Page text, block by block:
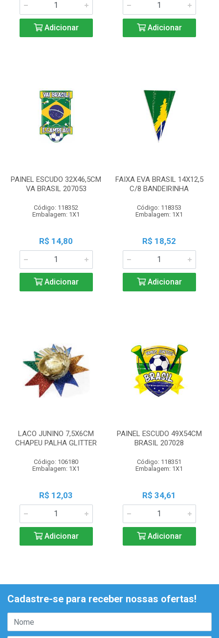
Adicionar Adicionar
PAINEL ESCUDO 32X46,5CM
VA BRASIL 207053
Código: 118352
Embalagem: 1X1
R$ 14,80
Adicionar
FAIXA EVA BRASIL 14X12,5
C/8 BANDEIRINHA
Código: 118353
Embalagem: 1X1
R$ 18,52
Adicionar
LACO JUNINO 7,5X6CM
CHAPEU PALHA GLITTER
Código: 106180
Embalagem: 1X1
R$ 12,03
Adicionar
PAINEL ESCUDO 49X54CM
BRASIL 207028
Código: 118351
Embalagem: 1X1
R$ 34,61
Adicionar
Cadastre-se para receber nossas ofertas!